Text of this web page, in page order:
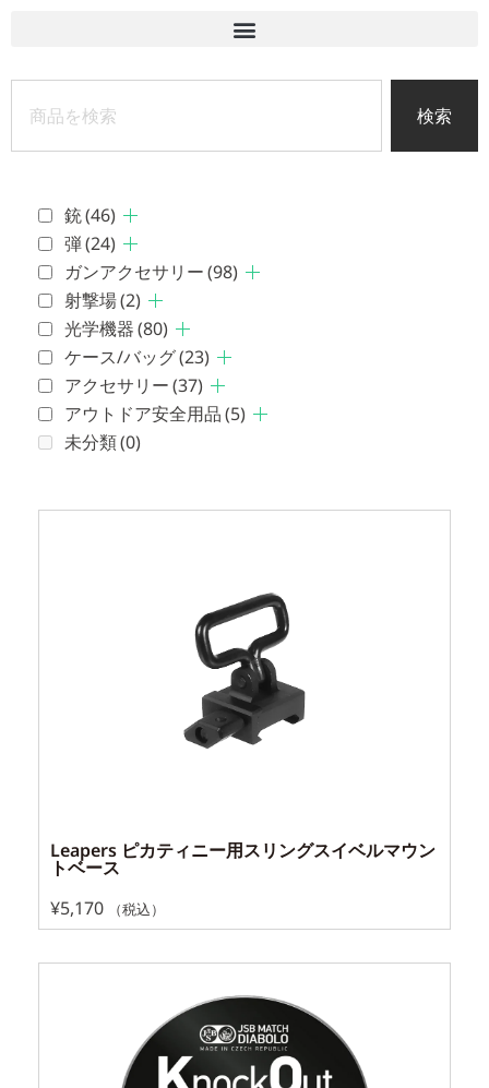
検索
銃(46)
弾(24)
ガンアクセサリー(98)
射撃場(2)
光学機器(80)
ケース/バッグ(23)
アクセサリー(37)
アウトドア安全用品(5)
未分類(0)
Leapers ピカティニー用スリングスイベルマウン
トベース
¥5,170 （税込）